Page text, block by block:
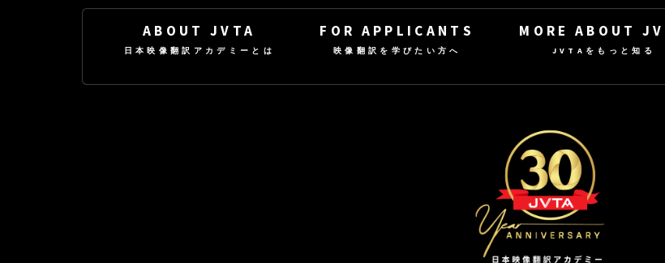
ABOUT JVTA
日本映像翻訳アカデミーとは
FOR APPLICANTS
映像翻訳を学びたい方へ
MORE ABOUT
JVTAをもっと知る